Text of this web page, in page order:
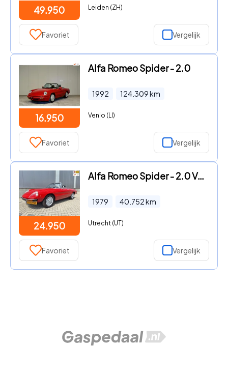
49.950 Leiden (ZH)
Favoriet Vergelijk
16.950
Alfa Romeo Spider - 2.0
1992 124.309km
Venlo (LI)
Favoriet Vergelijk
24.950
Alfa Romeo Spider - 2.0 Veloce
1979 40.752km
Utrecht (UT)
Favoriet Vergelijk